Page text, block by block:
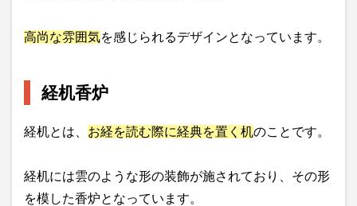
高尚な雰囲気を感じられるデザインとなっています。
経机香炉
経机とは、 お経を読む際に経典を置く机のことです。
経机には雲のような形の装飾が施されており、その形
を模した香炉となっています。